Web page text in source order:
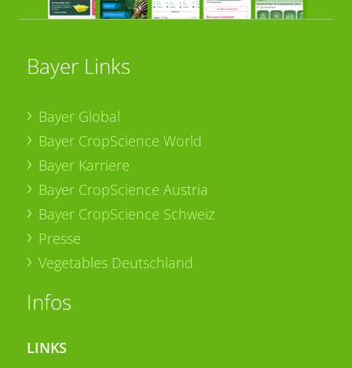
Bayer Links
Bayer Global
Bayer CropScience World
Bayer Karriere
Bayer CropScience Austria
Bayer CropScience Schweiz
Presse
Vegetables Deutschland
Infos
LINKS